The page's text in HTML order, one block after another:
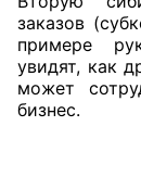
заказов
примере
увидят, как
может
бизнес.